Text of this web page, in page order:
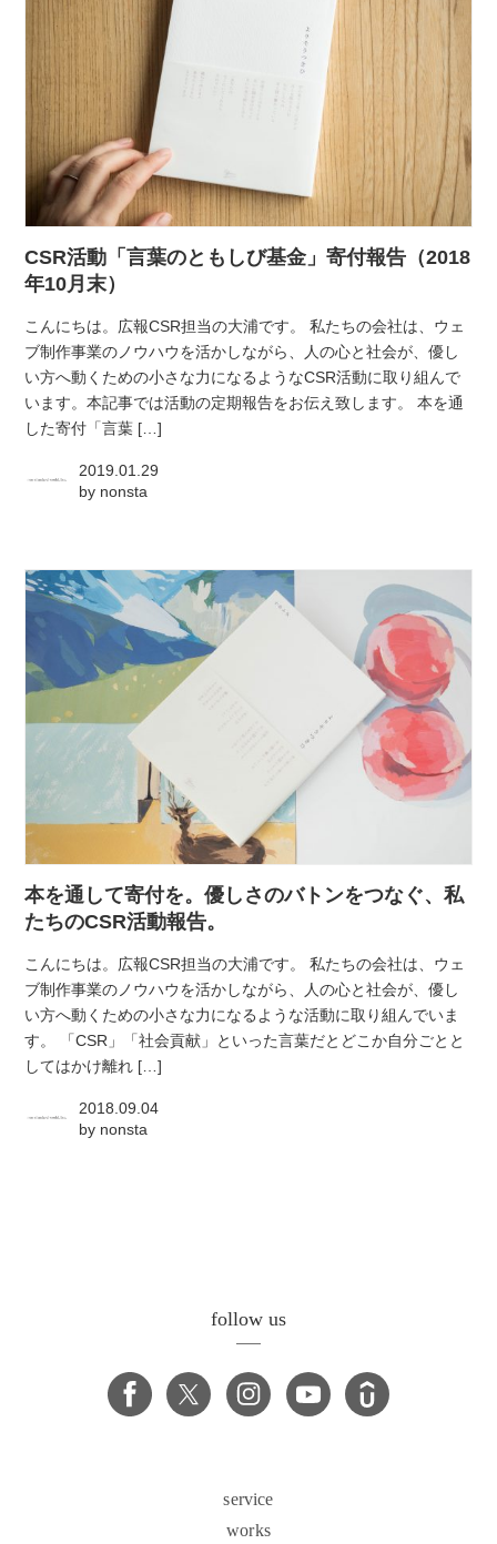
CSR活動「言葉のともしび基金」寄付報告（2018
年10月末）
こんにちは。広報CSR担当の大浦です。 私たちの会社は、ウェ
ブ制作事業のノウハウを活かしながら、人の心と社会が、優し
い方へ動くための小さな力になるようなCSR活動に取り組んで
います。本記事では活動の定期報告をお伝え致します。 本を通
した寄付「言葉 […]
2019.01.29
by nonsta
本を通して寄付を。優しさのバトンをつなぐ、私
たちのCSR活動報告。
こんにちは。広報CSR担当の大浦です。 私たちの会社は、ウェ
ブ制作事業のノウハウを活かしながら、人の心と社会が、優し
い方へ動くための小さな力になるような活動に取り組んでいま
す。 「CSR」「社会貢献」といった言葉だとどこか自分ごとと
してはかけ離れ […]
2018.09.04
by nonsta
follow us
service
works